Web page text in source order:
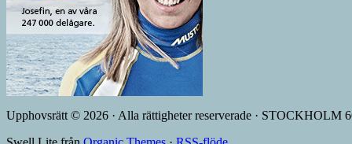
Upphovsrätt © 2026 · Alla rättigheter reserverade · STOCKHOLM